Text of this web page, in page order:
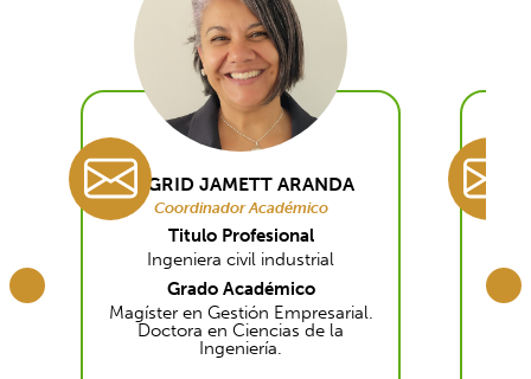
INGRID JAMETT ARANDA
Coordinador Académico
Titulo Profesional
Ingeniera civil industrial
Grado Académico
Magíster en Gestión Empresarial.
Doctora en Ciencias de la
Ingeniería.
ingrid.jamett@uantof.cl